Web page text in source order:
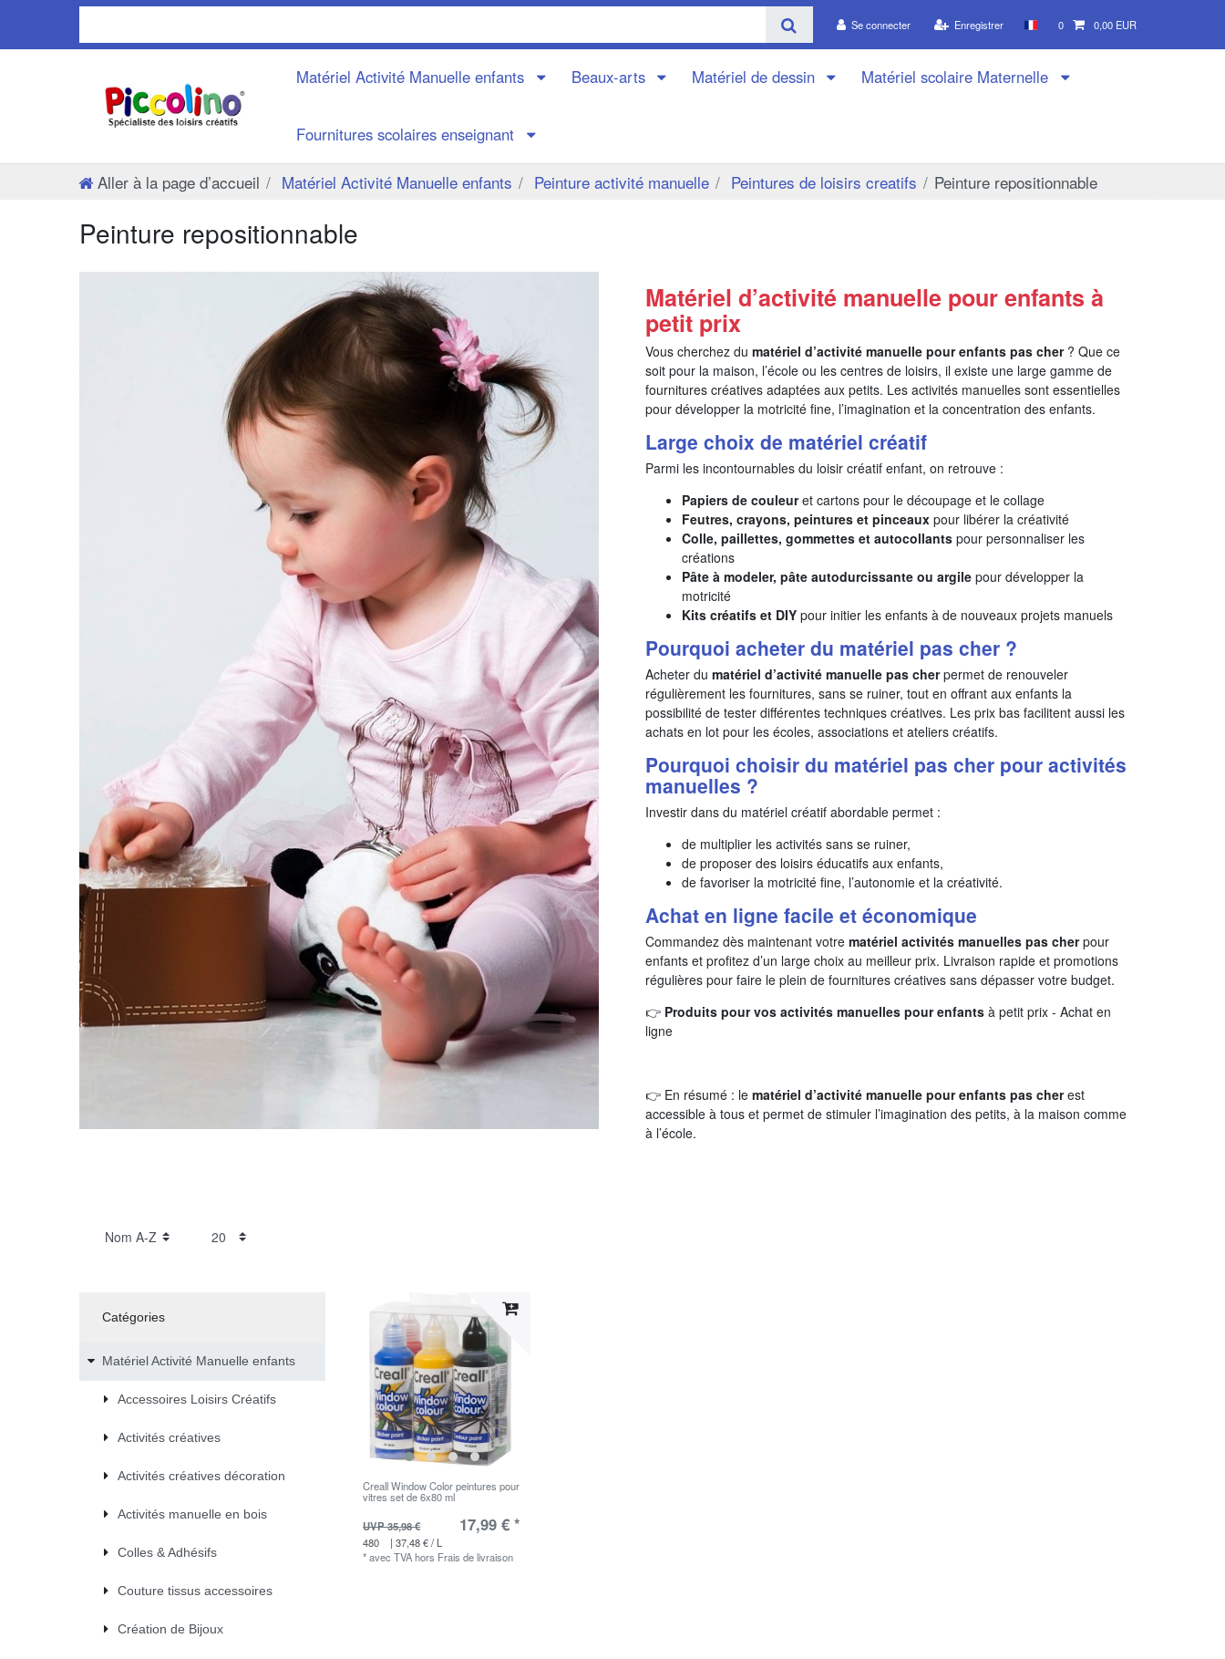
Se connecter Enregistrer 0 0,00 EUR
Matériel Activité Manuelle enfants Beaux-arts Matériel de dessin Matériel scolaire Maternelle
Fournitures scolaires enseignant
Aller à la page d’accueil Matériel Activité Manuelle enfants Peinture activité manuelle Peintures de loisirs creatifs Peinture repositionnable
Peinture repositionnable
Matériel d’activité manuelle pour enfants à
petit prix
Vous cherchez du matériel d’activité manuelle pour enfants pas cher? Que ce
soit pour la maison, l’école ou les centres de loisirs, il existe une large gamme de
fournitures créatives adaptées aux petits. Les activités manuelles sont essentielles
pour développer la motricité fine, l’imagination et la concentration des enfants.
Large choix de matériel créatif
Parmi les incontournables du loisir créatif enfant, on retrouve :
Papiers de couleuret cartons pour le découpage et le collage
Feutres, crayons, peintures et pinceaux pour libérer la créativité
Colle, paillettes, gommettes et autocollants pour personnaliser les
créations
Pâte à modeler, pâte autodurcissante ou argile pour développer la
motricité
Kits créatifs et DIY pour initier les enfants à de nouveaux projets manuels
Pourquoi acheter du matériel pas cher ?
Acheter du matériel d’activité manuelle pas cherpermet de renouveler
régulièrement les fournitures, sans se ruiner, tout en offrant aux enfants la
possibilité de tester différentes techniques créatives. Les prix bas facilitent aussi les
achats en lot pour les écoles, associations et ateliers créatifs.
Pourquoi choisir du matériel pas cher pour activités
manuelles ?
Investir dans du matériel créatif abordable permet :
de multiplier les activités sans se ruiner,
de proposer des loisirs éducatifs aux enfants,
de favoriser la motricité fine, l’autonomie et la créativité.
Achat en ligne facile et économique
Commandez dès maintenant votre matériel activités manuelles pas cherpour
enfants et profitez d’un large choix au meilleur prix. Livraison rapide et promotions
régulières pour faire le plein de fournitures créatives sans dépasser votre budget.
👉 Produits pour vos activités manuelles pour enfants à petit prix - Achat en
ligne
👉 En résumé : le matériel d’activité manuelle pour enfants pas cherest
accessible à tous et permet de stimuler l’imagination des petits, à la maison comme
à l’école.
Catégories
Matériel Activité Manuelle enfants
Accessoires Loisirs Créatifs
Activités créatives
Activités créatives décoration
Activités manuelle en bois
Colles & Adhésifs
Couture tissus accessoires
Création de Bijoux
Creall Window Color peintures pour
vitres set de 6x80 ml
UVP 35,98 €
17,99 € *
480
| 37,48 € / L
*avec TVAhors Frais de livraison